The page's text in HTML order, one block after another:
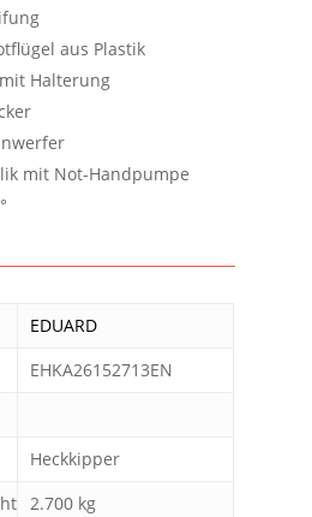
aus Plastik
Halterung
mit Not-Handpumpe
EDUARD
EHKA26152713EN
Heckkipper
2.700 kg